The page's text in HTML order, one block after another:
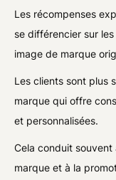
Les récompenses
se différencier sur
image de marque
Les clients sont plus
marque qui offre
et personnalisées.
Cela conduit
marque et à la